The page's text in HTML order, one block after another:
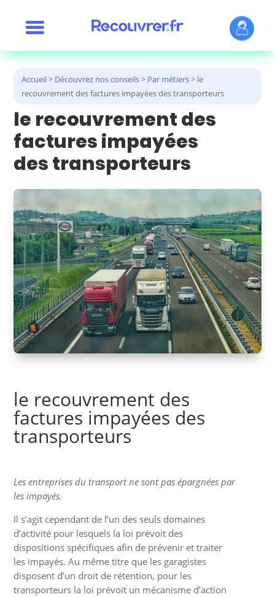
Accueil> Découvrez nos conseils> Par métiers> le
recouvrement des factures impayées des transporteurs
le recouvrement des
factures impayées
des transporteurs
le recouvrement des
factures impayées des
transporteurs
Les entreprises du transport ne sont pas épargnées par
les impayés.
Il s’agit cependant de l’un des seuls domaines
d’activité pour lesquels la loi prévoit des
dispositions spécifiques afin de prévenir et traiter
les impayés. Au même titre que les garagistes
disposent d’un droit de rétention, pour les
transporteurs la loi prévoit un mécanisme d’action